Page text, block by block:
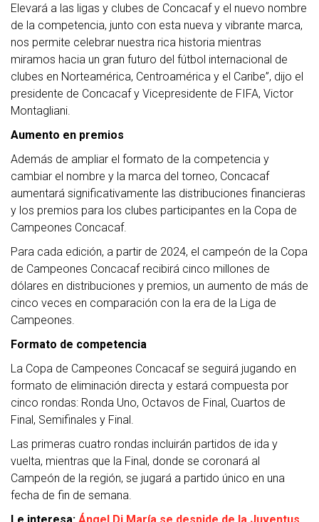
Elevará a las ligas y clubes de Concacaf y el nuevo nombre
de la competencia, junto con esta nueva y vibrante marca,
nos permite celebrar nuestra rica historia mientras
miramos hacia un gran futuro del fútbol internacional de
clubes en Norteamérica, Centroamérica y el Caribe”, dijo el
presidente de Concacaf y Vicepresidente de FIFA, Victor
Montagliani.
Aumento en premios
Además de ampliar el formato de la competencia y
cambiar el nombre y la marca del torneo, Concacaf
aumentará significativamente las distribuciones financieras
y los premios para los clubes participantes en la Copa de
Campeones Concacaf.
Para cada edición, a partir de 2024, el campeón de la Copa
de Campeones Concacaf recibirá cinco millones de
dólares en distribuciones y premios, un aumento de más de
cinco veces en comparación con la era de la Liga de
Campeones.
Formato de competencia
La Copa de Campeones Concacaf se seguirá jugando en
formato de eliminación directa y estará compuesta por
cinco rondas: Ronda Uno, Octavos de Final, Cuartos de
Final, Semifinales y Final.
Las primeras cuatro rondas incluirán partidos de ida y
vuelta, mientras que la Final, donde se coronará al
Campeón de la región, se jugará a partido único en una
fecha de fin de semana.